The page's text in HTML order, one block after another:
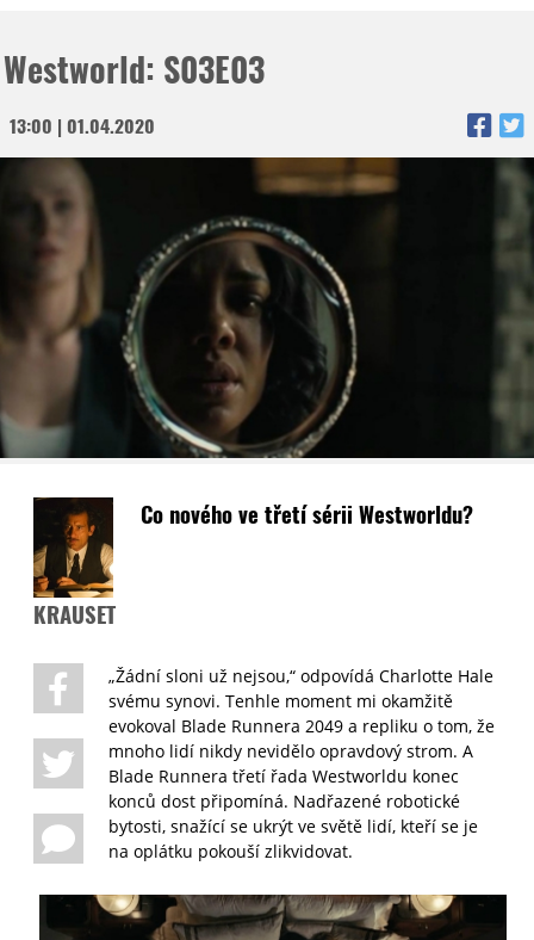
Westworld: S03E03
13:00 | 01.04.2020
KRAUSET
Co nového ve třetí sérii Westworldu?
„Žádní sloni už nejsou,“ odpovídá Charlotte Hale
svému synovi. Tenhle moment mi okamžitě
evokoval Blade Runnera 2049 a repliku o tom, že
mnoho lidí nikdy nevidělo opravdový strom. A
Blade Runnera třetí řada Westworldu konec
konců dost připomíná. Nadřazené robotické
bytosti, snažící se ukrýt ve světě lidí, kteří se je
na oplátku pokouší zlikvidovat.